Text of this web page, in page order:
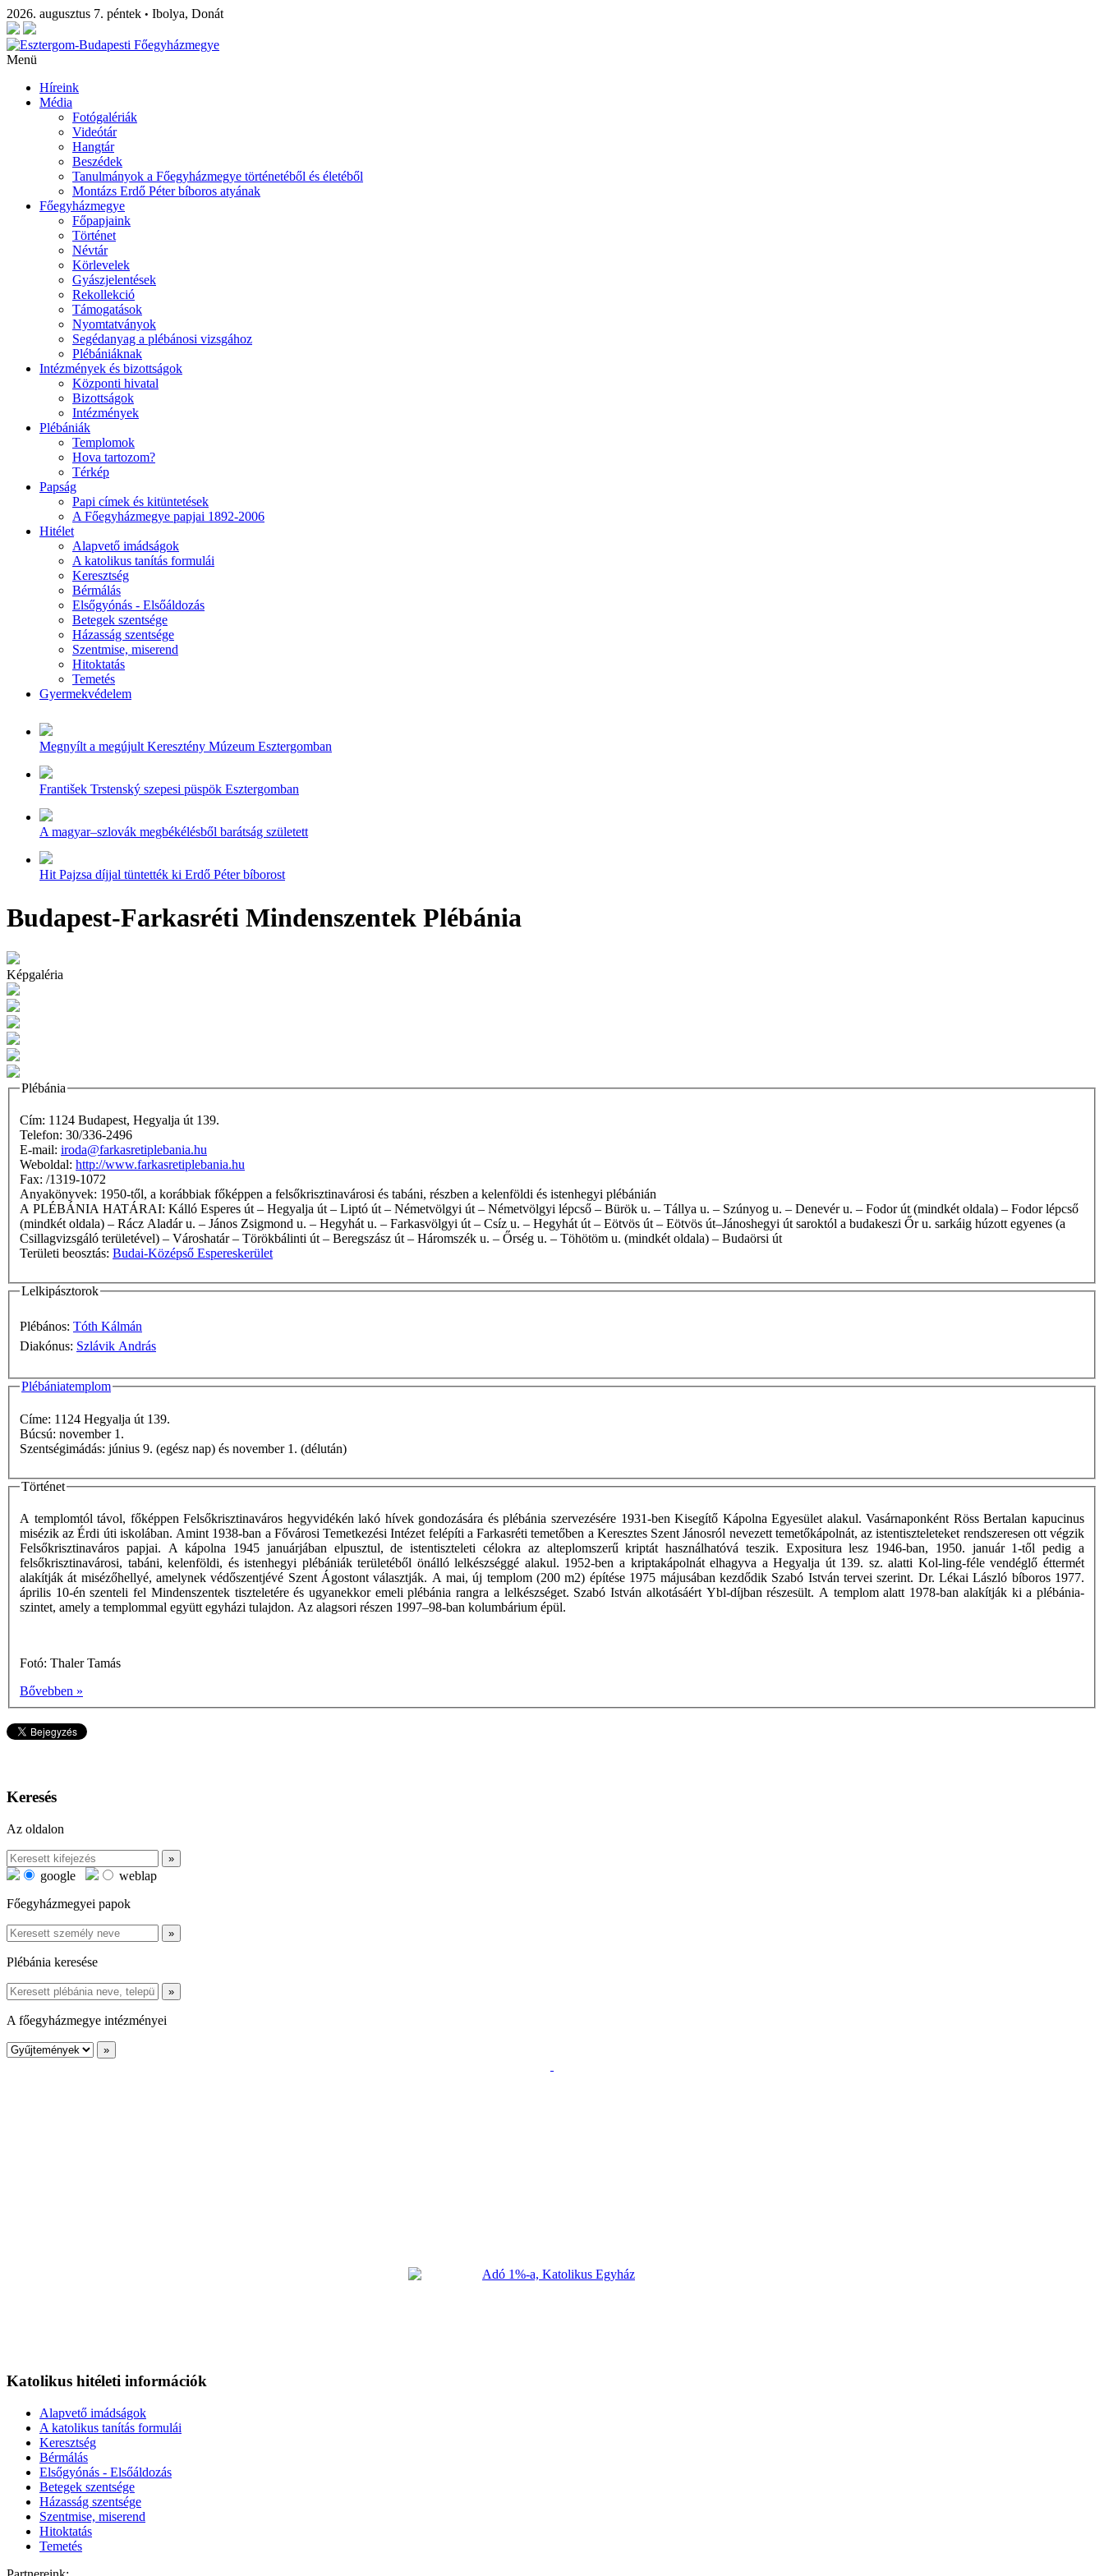
2026. augusztus 7. péntek • Ibolya, Donát
Menü
Híreink
Média
Fotógalériák
Videótár
Hangtár
Beszédek
Tanulmányok a Főegyházmegye történetéből és életéből
Montázs Erdő Péter bíboros atyának
Főegyházmegye
Főpapjaink
Történet
Névtár
Körlevelek
Gyászjelentések
Rekollekció
Támogatások
Nyomtatványok
Segédanyag a plébánosi vizsgához
Plébániáknak
Intézmények és bizottságok
Központi hivatal
Bizottságok
Intézmények
Plébániák
Templomok
Hova tartozom?
Térkép
Papság
Papi címek és kitüntetések
A Főegyházmegye papjai 1892-2006
Hitélet
Alapvető imádságok
A katolikus tanítás formulái
Keresztség
Bérmálás
Elsőgyónás - Elsőáldozás
Betegek szentsége
Házasság szentsége
Szentmise, miserend
Hitoktatás
Temetés
Gyermekvédelem
Megnyílt a megújult Keresztény Múzeum Esztergomban
František Trstenský szepesi püspök Esztergomban
A magyar–szlovák megbékélésből barátság született
Hit Pajzsa díjjal tüntették ki Erdő Péter bíborost
Budapest-Farkasréti Mindenszentek Plébánia
Képgaléria
Plébánia
Cím: 1124 Budapest, Hegyalja út 139.
Telefon: 30/336-2496
E-mail: iroda@farkasretiplebania.hu
Weboldal: http://www.farkasretiplebania.hu
Fax: /1319-1072
Anyakönyvek: 1950-től, a korábbiak főképpen a felsőkrisztinavárosi és tabáni, részben a kelenföldi és istenhegyi plébánián
A PLÉBÁNIA HATÁRAI: Kálló Esperes út – Hegyalja út – Liptó út – Németvölgyi út – Németvölgyi lépcső – Bürök u. – Tállya u. – Szúnyog u. – Denevér u. – Fodor út (mindkét oldala) – Fodor lépcső
(mindkét oldala) – Rácz Aladár u. – János Zsigmond u. – Hegyhát u. – Farkasvölgyi út – Csíz u. – Hegyhát út – Eötvös út – Eötvös út–Jánoshegyi út saroktól a budakeszi Őr u. sarkáig húzott egyenes (a
Csillagvizsgáló területével) – Városhatár – Törökbálinti út – Beregszász út – Háromszék u. – Őrség u. – Töhötöm u. (mindkét oldala) – Budaörsi út
Területi beosztás: Budai-Középső Espereskerület
Lelkipásztorok
Plébános: Tóth Kálmán
Diakónus: Szlávik András
Plébániatemplom
Címe: 1124 Hegyalja út 139.
Búcsú: november 1.
Szentségimádás: június 9. (egész nap) és november 1. (délután)
Történet
A templomtól távol, főképpen Felsőkrisztinaváros hegyvidékén lakó hívek gondozására és plébánia szervezésére 1931-ben Kisegítő Kápolna Egyesület alakul. Vasárnaponként Röss Bertalan kapucinus
misézik az Érdi úti iskolában. Amint 1938-ban a Fővárosi Temetkezési Intézet felépíti a Farkasréti temetőben a Keresztes Szent Jánosról nevezett temetőkápolnát, az istentiszteleteket rendszeresen ott végzik
Felsőkrisztinaváros papjai. A kápolna 1945 januárjában elpusztul, de istentiszteleti célokra az alteplomszerű kriptát használhatóvá teszik. Expositura lesz 1946-ban, 1950. január 1-től pedig a
felsőkrisztinavárosi, tabáni, kelenföldi, és istenhegyi plébániák területéből önálló lelkészséggé alakul. 1952-ben a kriptakápolnát elhagyva a Hegyalja út 139. sz. alatti Kol-ling-féle vendéglő éttermét
alakítják át misézőhellyé, amelynek védőszentjévé Szent Ágostont választják. A mai, új templom (200 m2) építése 1975 májusában kezdődik Szabó István tervei szerint. Dr. Lékai László bíboros 1977.
április 10-én szenteli fel Mindenszentek tiszteletére és ugyanekkor emeli plébánia rangra a lelkészséget. Szabó István alkotásáért Ybl-díjban részesült. A templom alatt 1978-ban alakítják ki a plébánia-
szintet, amely a templommal együtt egyházi tulajdon. Az alagsori részen 1997–98-ban kolumbárium épül.
Fotó: Thaler Tamás
Bővebben »
Keresés
Az oldalon
google
weblap
Főegyházmegyei papok
Plébánia keresése
A főegyházmegye intézményei
Katolikus hitéleti információk
Alapvető imádságok
A katolikus tanítás formulái
Keresztség
Bérmálás
Elsőgyónás - Elsőáldozás
Betegek szentsége
Házasság szentsége
Szentmise, miserend
Hitoktatás
Temetés